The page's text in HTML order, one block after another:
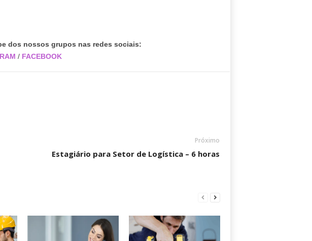
dos nossos grupos nas redes sociais:
/ FACEBOOK
Próximo
Estagiário para Setor de Logística – 6 horas